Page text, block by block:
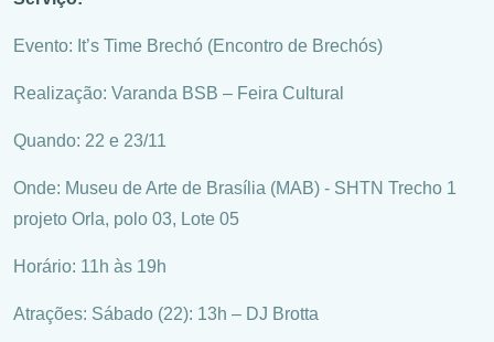
Evento: It’s Time Brechó (Encontro de Brechós)
Realização: Varanda BSB – Feira Cultural
Quando: 22 e 23/11
Onde: Museu de Arte de Brasília (MAB) - SHTN Trecho 1
projeto Orla, polo 03, Lote 05
Horário: 11h às 19h
Atrações: Sábado (22): 13h – DJ Brotta